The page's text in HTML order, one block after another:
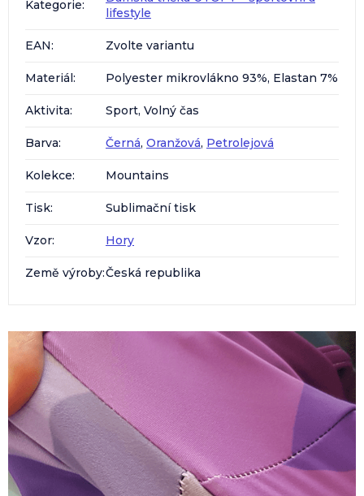
Kategorie:
lifestyle
EAN: Zvolte variantu
Materiál: Polyester mikrovlákno 93%, Elastan 7%
Aktivita: Sport, Volný čas
Barva: Černá, Oranžová, Petrolejová
Kolekce: Mountains
Tisk: Sublimační tisk
Vzor: Hory
Země výroby:Česká republika